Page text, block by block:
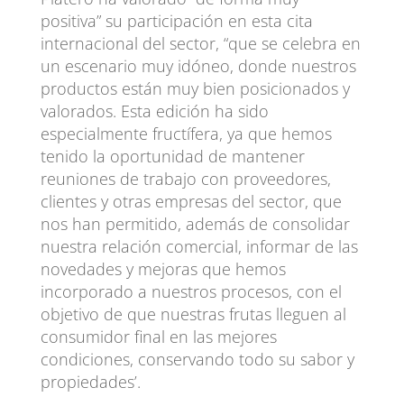
positiva” su participación en esta cita
internacional del sector, “que se celebra en
un escenario muy idóneo, donde nuestros
productos están muy bien posicionados y
valorados. Esta edición ha sido
especialmente fructífera, ya que hemos
tenido la oportunidad de mantener
reuniones de trabajo con proveedores,
clientes y otras empresas del sector, que
nos han permitido, además de consolidar
nuestra relación comercial, informar de las
novedades y mejoras que hemos
incorporado a nuestros procesos, con el
objetivo de que nuestras frutas lleguen al
consumidor final en las mejores
condiciones, conservando todo su sabor y
propiedades’.